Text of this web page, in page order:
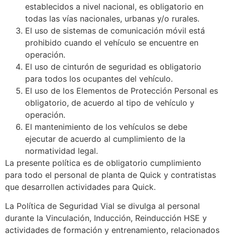
establecidos a nivel nacional, es obligatorio en
todas las vías nacionales, urbanas y/o rurales.
El uso de sistemas de comunicación móvil está
prohibido cuando el vehículo se encuentre en
operación.
El uso de cinturón de seguridad es obligatorio
para todos los ocupantes del vehículo.
El uso de los Elementos de Protección Personal es
obligatorio, de acuerdo al tipo de vehículo y
operación.
El mantenimiento de los vehículos se debe
ejecutar de acuerdo al cumplimiento de la
normatividad legal.
La presente política es de obligatorio cumplimiento
para todo el personal de planta de Quick y contratistas
que desarrollen actividades para Quick.
La Política de Seguridad Vial se divulga al personal
durante la Vinculación, Inducción, Reinducción HSE y
actividades de formación y entrenamiento, relacionados